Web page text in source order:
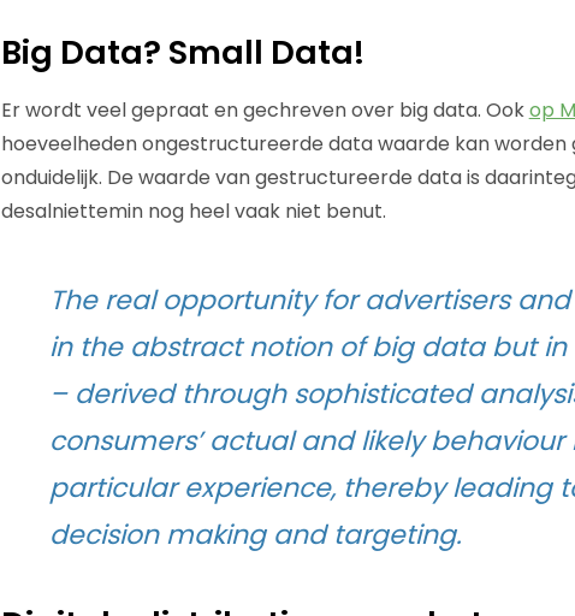
Big Data? Small Data!
Er wordt veel gepraat en gechreven over big data. Ookop
hoeveelheden ongestructureerde data waarde kan worden
onduidelijk. De waarde van gestructureerde data is
desalniettemin nog heel vaak niet benut.
The real opportunity for advertisers
in the abstract notion of big data but
– derived through sophisticated
consumers’ actual and likely
particular experience, thereby leading
decision making and targeting.